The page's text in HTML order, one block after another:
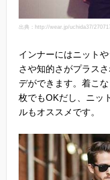
出典：http://wear.jp/uchida37/
インナーにはニット
さや知的さがプラス
デができます。着こ
枚でもOKだし、ニッ
ルもオススメです。